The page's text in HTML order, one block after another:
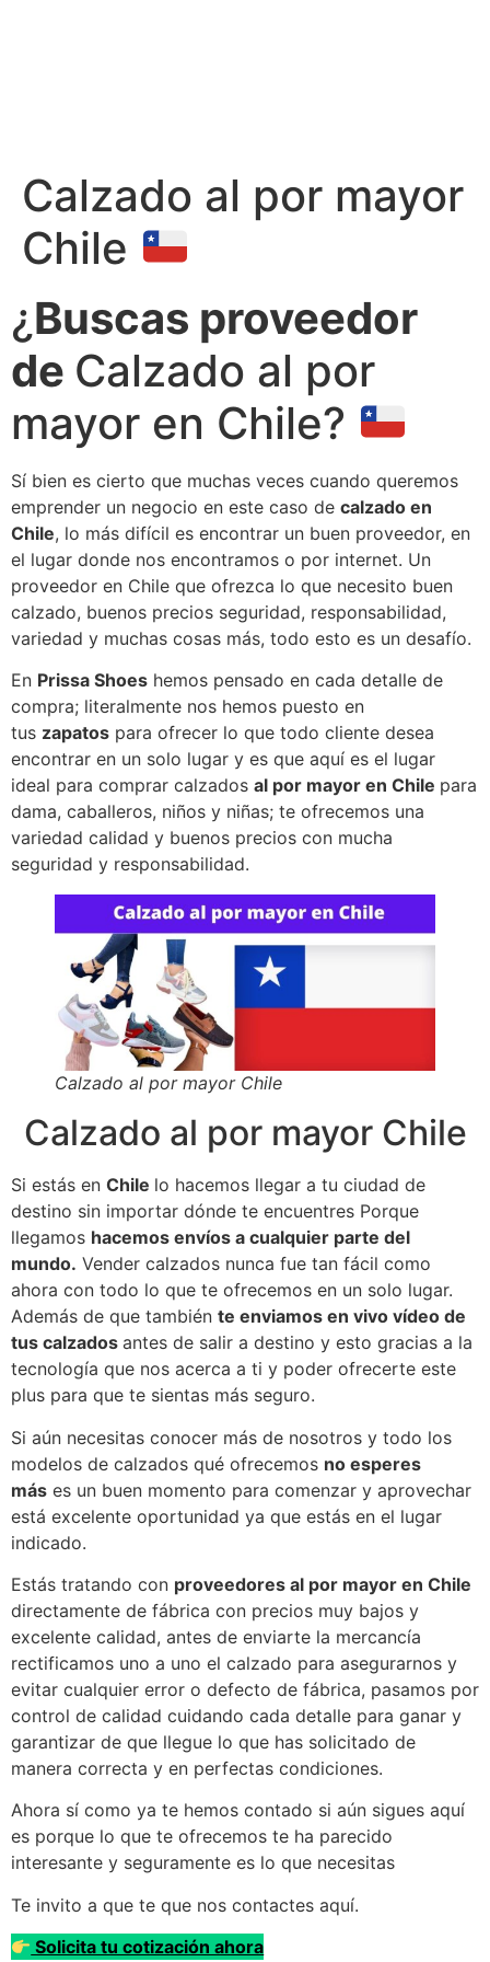
Calzado al por mayor
Chile
¿Buscas proveedor
de Calzado al por
mayor en Chile?
Sí bien es cierto que muchas veces cuando queremos
emprender un negocio en este caso de calzado en
Chile, lo más difícil es encontrar un buen proveedor, en
el lugar donde nos encontramos o por internet. Un
proveedor en Chile que ofrezca lo que necesito buen
calzado, buenos precios seguridad, responsabilidad,
variedad y muchas cosas más, todo esto es un desafío.
En Prissa Shoes hemos pensado en cada detalle de
compra; literalmente nos hemos puesto en
tus zapatos para ofrecer lo que todo cliente desea
encontrar en un solo lugar y es que aquí es el lugar
ideal para comprar calzados al por mayor en Chile para
dama, caballeros, niños y niñas; te ofrecemos una
variedad calidad y buenos precios con mucha
seguridad y responsabilidad.
Calzado al por mayor Chile
Calzado al por mayor Chile
Si estás en Chile lo hacemos llegar a tu ciudad de
destino sin importar dónde te encuentres Porque
llegamos hacemos envíos a cualquier parte del
mundo. Vender calzados nunca fue tan fácil como
ahora con todo lo que te ofrecemos en un solo lugar.
Además de que también te enviamos en vivo vídeo de
tus calzados antes de salir a destino y esto gracias a la
tecnología que nos acerca a ti y poder ofrecerte este
plus para que te sientas más seguro.
Si aún necesitas conocer más de nosotros y todo los
modelos de calzados qué ofrecemos no esperes
más es un buen momento para comenzar y aprovechar
está excelente oportunidad ya que estás en el lugar
indicado.
Estás tratando con proveedores al por mayor en Chile
directamente de fábrica con precios muy bajos y
excelente calidad, antes de enviarte la mercancía
rectificamos uno a uno el calzado para asegurarnos y
evitar cualquier error o defecto de fábrica, pasamos por
control de calidad cuidando cada detalle para ganar y
garantizar de que llegue lo que has solicitado de
manera correcta y en perfectas condiciones.
Ahora sí como ya te hemos contado si aún sigues aquí
es porque lo que te ofrecemos te ha parecido
interesante y seguramente es lo que necesitas
Te invito a que te que nos contactes aquí.
Solicita tu cotización ahora